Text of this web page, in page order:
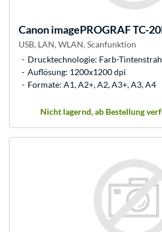
CanonimagePROGRAF TC-
USB, LAN, WLAN, Scanfunktion
Drucktechnologie: Farb-
Auflösung: 1200x1200 dpi
Formate: A1, A2+, A2, A3+, A3, A4
Nicht lagernd, ab Bestellung